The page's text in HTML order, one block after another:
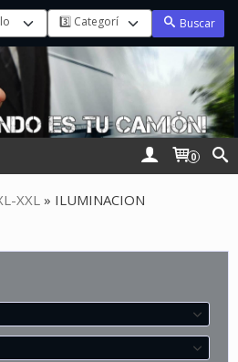
Buscar
0
XXL » ILUMINACION